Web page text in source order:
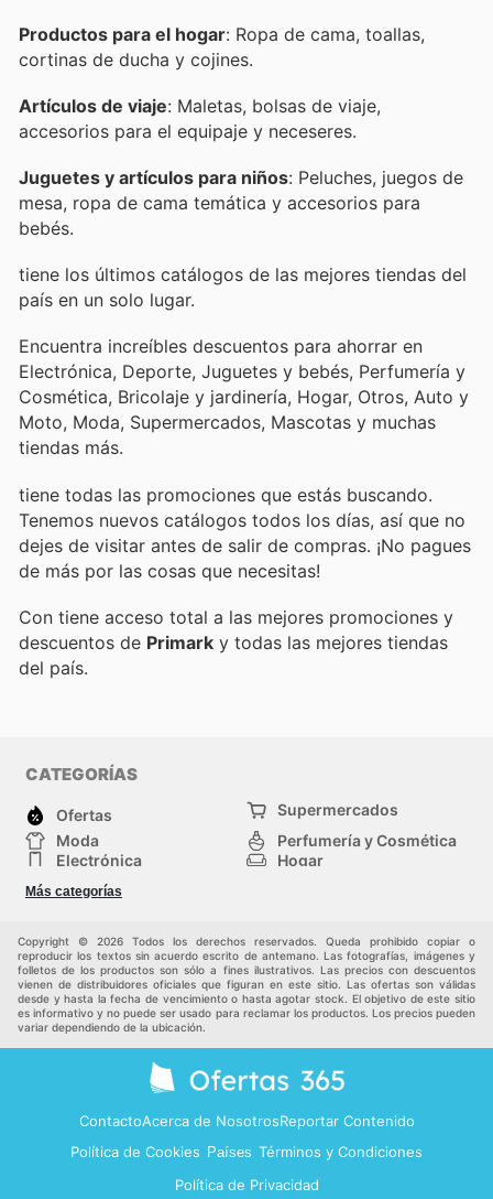
Productos para el hogar: Ropa de cama, toallas,
cortinas de ducha y cojines.
Artículos de viaje: Maletas, bolsas de viaje,
accesorios para el equipaje y neceseres.
Juguetes y artículos para niños: Peluches, juegos de
mesa, ropa de cama temática y accesorios para
bebés.
tiene los últimos catálogos de las mejores tiendas del
país en un solo lugar.
Encuentra increíbles descuentos para ahorrar en
Electrónica, Deporte, Juguetes y bebés, Perfumería y
Cosmética, Bricolaje y jardinería, Hogar, Otros, Auto y
Moto, Moda, Supermercados, Mascotas y muchas
tiendas más.
tiene todas las promociones que estás buscando.
Tenemos nuevos catálogos todos los días, así que no
dejes de visitar antes de salir de compras. ¡No pagues
de más por las cosas que necesitas!
Con tiene acceso total a las mejores promociones y
descuentos de Primark y todas las mejores tiendas
del país.
CATEGORÍAS
Ofertas
Supermercados
Moda
Perfumería y Cosmética
Electrónica
Hogar
Deporte
Juguetes y bebés
Más categorías
Copyright © 2026 Todos los derechos reservados. Queda prohibido copiar o
reproducir los textos sin acuerdo escrito de antemano. Las fotografías, imágenes y
folletos de los productos son sólo a fines ilustrativos. Las precios con descuentos
vienen de distribuidores oficiales que figuran en este sitio. Las ofertas son válidas
desde y hasta la fecha de vencimiento o hasta agotar stock. El objetivo de este sitio
es informativo y no puede ser usado para reclamar los productos. Los precios pueden
variar dependiendo de la ubicación.
ContactoAcerca de NosotrosReportar Contenido
Política de Cookies Países Términos y Condiciones
Política de Privacidad